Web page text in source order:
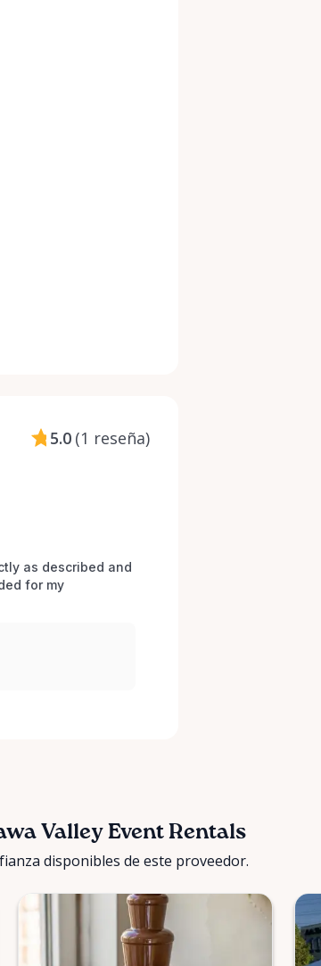
5.0 (1 reseña)
as described and
for my
Valley Event Rentals
disponibles de este proveedor.